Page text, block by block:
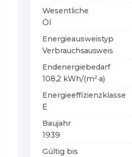
Wesentliche
Öl
Energieausweistyp
Verbrauchsausweis
Endenergiebedarf
108,2 kWh/(m²·a)
Energieeffizienzklasse
E
Baujahr
1939
Gültig bis